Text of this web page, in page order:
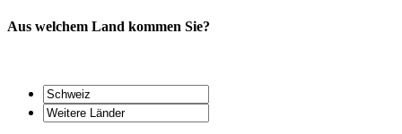
Aus welchem Land kommen Sie?